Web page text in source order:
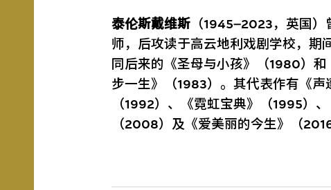
泰伦斯戴维斯 （1945–2023，英国
师，后攻读于高云地利戏剧学校，期
同后来的《圣母与小孩》（1980）
步一生》（1983）。其代表作有《声
（1992）、《霓虹宝典》（1995）
（2008）及《爱美丽的今生》（2016